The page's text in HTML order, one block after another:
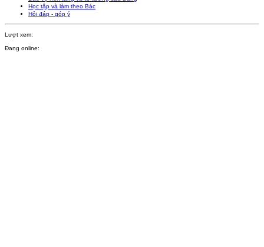
Học tập và làm theo Bác
Hỏi đáp - góp ý
Lượt xem:
Đang online: